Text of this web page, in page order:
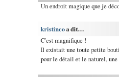
Un endroit magique que je
kristincoa dit…
C'est magnifique !
Il existait une toute petite
pour le détail et le naturel,